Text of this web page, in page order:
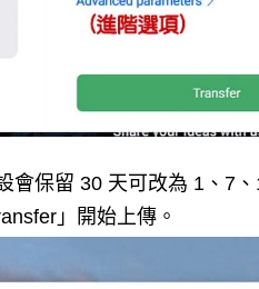
會保留 30 天可改為 1、7
」開始上傳。